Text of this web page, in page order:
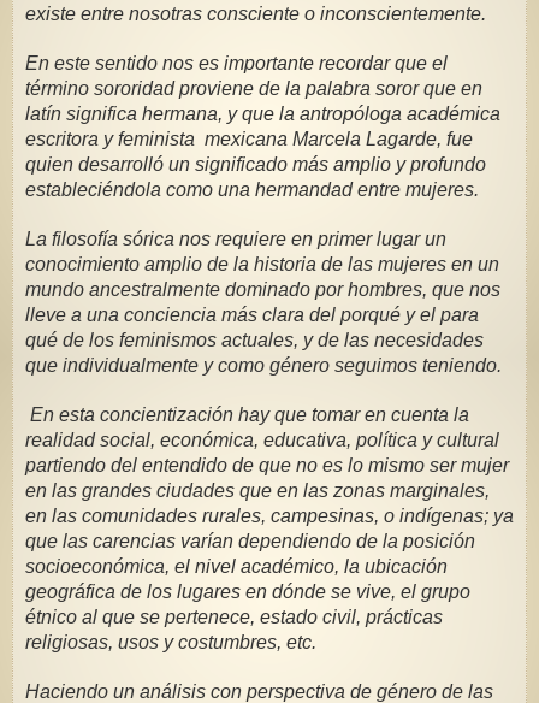
existe entre nosotras consciente o inconscientemente.
En este sentido nos es importante recordar que el
término sororidad proviene de la palabra soror que en
latín significa hermana, y que la antropóloga académica
escritora y feminista  mexicana Marcela Lagarde, fue
quien desarrolló un significado más amplio y profundo
estableciéndola como una hermandad entre mujeres.
La filosofía sórica nos requiere en primer lugar un
conocimiento amplio de la historia de las mujeres en un
mundo ancestralmente dominado por hombres, que nos
lleve a una conciencia más clara del porqué y el para
qué de los feminismos actuales, y de las necesidades
que individualmente y como género seguimos teniendo.
En esta concientización hay que tomar en cuenta la
realidad social, económica, educativa, política y cultural
partiendo del entendido de que no es lo mismo ser mujer
en las grandes ciudades que en las zonas marginales,
en las comunidades rurales, campesinas, o indígenas; ya
que las carencias varían dependiendo de la posición
socioeconómica, el nivel académico, la ubicación
geográfica de los lugares en dónde se vive, el grupo
étnico al que se pertenece, estado civil, prácticas
religiosas, usos y costumbres, etc.
Haciendo un análisis con perspectiva de género de las